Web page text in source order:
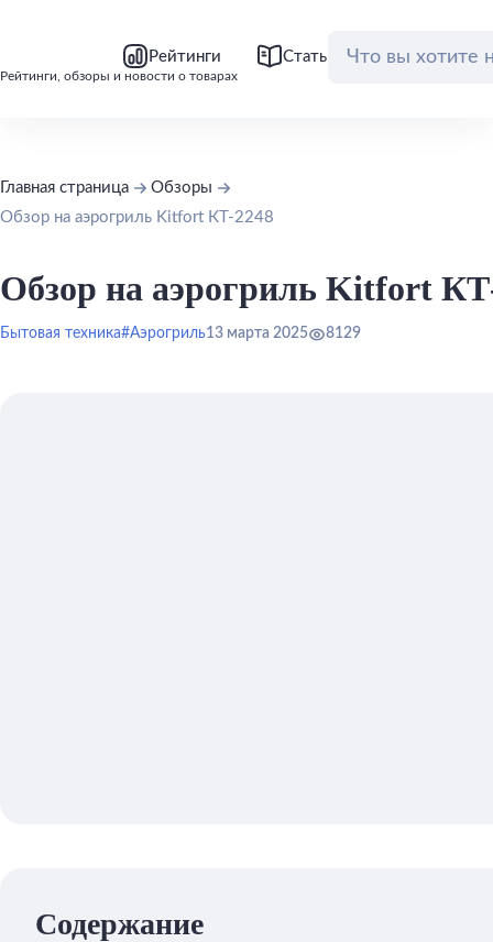
Рейтинги, обзоры и новости о товарах
Рейтинги Статьи Обзоры
Главная страница
Обзоры
Обзор на аэрогриль Kitfort КТ-2248
Обзор на аэрогриль Kitfort
Бытовая техника#Аэрогриль13 марта 2025 8129
Содержание